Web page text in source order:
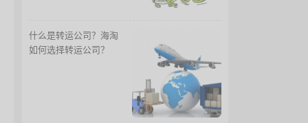
什么是转运公司？海淘
如何选择转运公司？